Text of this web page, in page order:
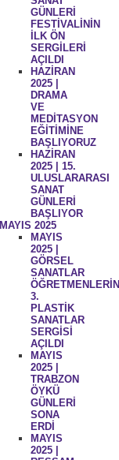
GÜNLERİ
FESTİVALİNİN
İLK ÖN
SERGİLERİ
AÇILDI
HAZİRAN
2025 |
DRAMA
VE
MEDİTASYON
EĞİTİMİNE
BAŞLIYORUZ
HAZİRAN
2025 | 15.
ULUSLARARASI
SANAT
GÜNLERİ
BAŞLIYOR
MAYIS 2025
MAYIS
2025 |
GÖRSEL
SANATLAR
3.
PLASTİK
SANATLAR
SERGİSİ
AÇILDI
MAYIS
2025 |
TRABZON
ÖYKÜ
GÜNLERİ
SONA
ERDİ
MAYIS
2025 |